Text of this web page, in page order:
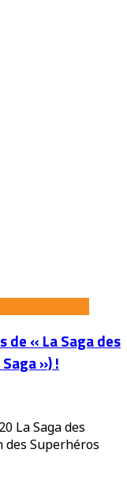
de « La Saga des
») !
La Saga des
des Superhéros